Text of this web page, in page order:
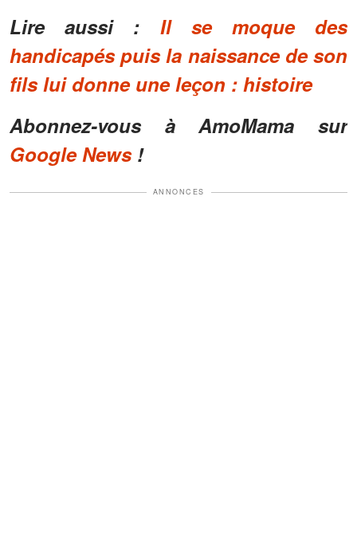
Lire aussi : Il se moque des
handicapés puis la naissance de son
fils lui donne une leçon : histoire
Abonnez-vous à AmoMama sur
Google News!
ANNONCES